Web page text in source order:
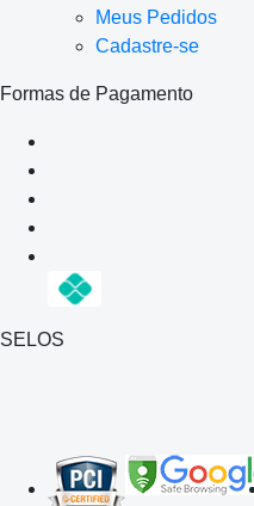
Meus Pedidos
Cadastre-se
Formas de Pagamento
SELOS